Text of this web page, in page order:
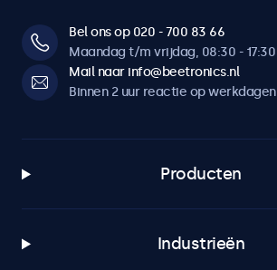
Bel ons op 020 - 700 83 66
Maandag t/m vrijdag, 08:30 - 17:30
Mail naar info@beetronics.nl
Binnen 2 uur reactie op werkdagen
Producten
Industrieën